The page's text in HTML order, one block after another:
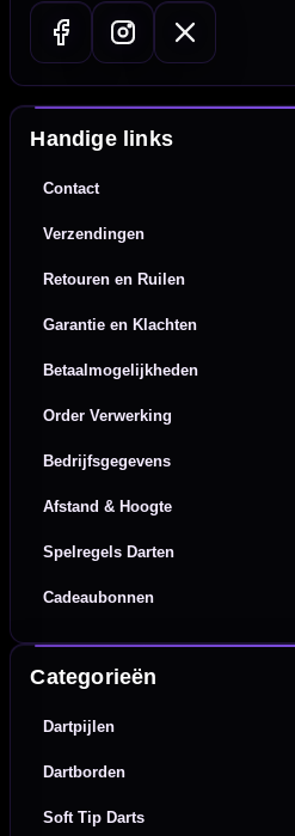
Handige links
Contact
Verzendingen
Retouren en Ruilen
Garantie en Klachten
Betaalmogelijkheden
Order Verwerking
Bedrijfsgegevens
Afstand & Hoogte
Spelregels Darten
Cadeaubonnen
Categorieën
Dartpijlen
Dartborden
Soft Tip Darts